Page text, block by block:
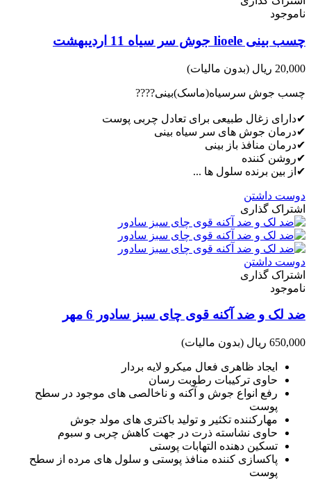
ناموجود
چسب بینی lioele جوش سر سیاه 11 اردیبهشت
20,000 ریال (بدون مالیات)
چسب جوش سرسیاه(ماسک)بینی????
✔دارای زغال طبیعی برای تعادل چربی پوست
✔درمان جوش های سر سیاه بینی
✔درمان منافذ باز بینی
✔روشن کننده
✔از بین برنده سلول ها ...
دوست داشتن
اشتراک گذاری
دوست داشتن
اشتراک گذاری
ناموجود
ضد لک و ضد آکنه قوی چای سبز سادور 6 مهر
650,000 ریال (بدون مالیات)
ایجاد ظاهری فعال میکرو لایه بردار
حاوی ترکیبات رطوبت رسان
رفع انواع جوش و آکنه و ناخالصی های موجود در سطح
پوست
مهارکننده تکثیر و تولید باکتری های مولد جوش
حاوی نشاسته ذرت در جهت کاهش چربی و سبوم
تسکین دهنده التهابات پوستی
پاکسازی کننده منافذ پوستی و سلول های مرده از سطح
پوست